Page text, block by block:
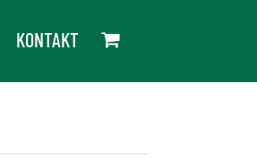
KONTAKT